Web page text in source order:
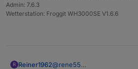
Admin: 7.6.3
Wetterstation: Froggit WH3000SE V1.6.6
R Reiner1962@rene55